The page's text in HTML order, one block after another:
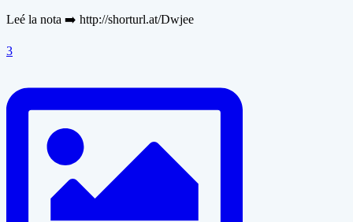
Leé la nota ➡️ http://shorturl.at/Dwjee
3